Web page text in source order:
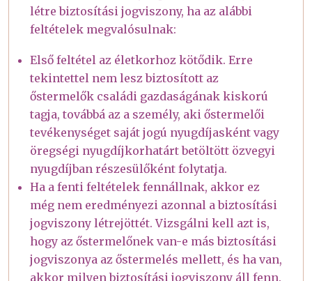
létre biztosítási jogviszony, ha az alábbi
feltételek megvalósulnak:
Első feltétel az életkorhoz kötődik. Erre
tekintettel nem lesz biztosított az
őstermelők családi gazdaságának kiskorú
tagja, továbbá az a személy, aki őstermelői
tevékenységet saját jogú nyugdíjasként vagy
öregségi nyugdíjkorhatárt betöltött özvegyi
nyugdíjban részesülőként folytatja.
Ha a fenti feltételek fennállnak, akkor ez
még nem eredményezi azonnal a biztosítási
jogviszony létrejöttét. Vizsgálni kell azt is,
hogy az őstermelőnek van-e más biztosítási
jogviszonya az őstermelés mellett, és ha van,
akkor milyen biztosítási jogviszony áll fenn.